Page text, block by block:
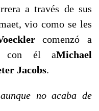
a través de sus
vio como se les
comenzó a
con él aMichael
Jacobs.
no acaba de